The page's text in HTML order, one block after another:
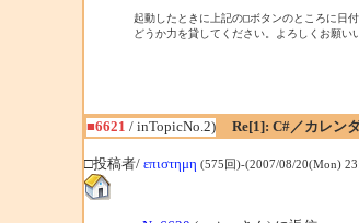
起動したときに上記の□ボタンのところに日
どうか力を貸してください。よろしくお願い
■6621 / inTopicNo.2)
Re[1]: C#／カレン
□投稿者/ επιστημη (575回)-(2007/08/20(Mon)